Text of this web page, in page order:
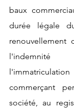
baux
durée légale
commerçant
société, au